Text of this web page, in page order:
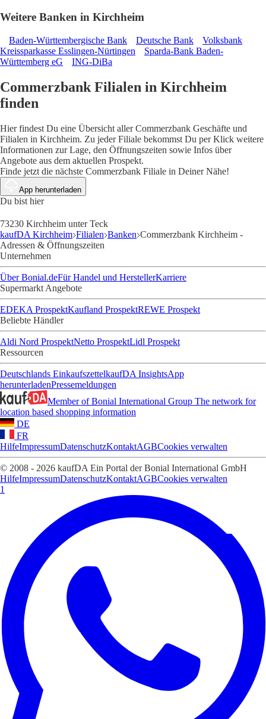
Weitere Banken in Kirchheim
Baden-Württembergische Bank Deutsche Bank
Volksbank
Kreissparkasse Esslingen-Nürtingen
Sparda-Bank Baden-
Württemberg eG
ING-DiBa
Commerzbank Filialen in Kirchheim
finden
Hier findest Du eine Übersicht aller Commerzbank Geschäfte und
Filialen in Kirchheim. Zu jeder Filiale bekommst Du per Klick weitere
Informationen zur Lage, den Öffnungszeiten sowie Infos über
Angebote aus dem aktuellen Prospekt.
Finde jetzt die nächste Commerzbank Filiale in Deiner Nähe!
App herunterladen
Du bist hier
73230 Kirchheim unter Teck
kaufDA Kirchheim Filialen Banken Commerzbank Kirchheim -
Adressen & Öffnungszeiten
Unternehmen
Über Bonial.deFür Handel und HerstellerKarriere
Supermarkt Angebote
EDEKA ProspektKaufland ProspektREWE Prospekt
Beliebte Händler
Aldi Nord ProspektNetto ProspektLidl Prospekt
Ressourcen
Deutschlands EinkaufszettelkaufDA InsightsApp
herunterladenPressemeldungen
Member of Bonial International Group The network for
location based shopping information
DE
FR
HilfeImpressumDatenschutzKontaktAGBCookies verwalten
© 2008 - 2026 kaufDA Ein Portal der Bonial International GmbH
HilfeImpressumDatenschutzKontaktAGBCookies verwalten
1